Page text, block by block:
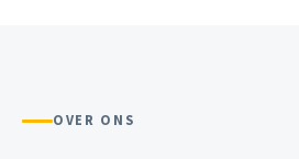
OVER ONS